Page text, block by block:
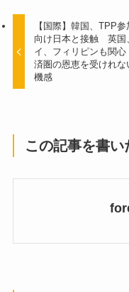
【国際】韓国、TPP参
向け日本と接触 英国
イ、フィリピンも関
済圏の恩恵を受けれな
機感
この記事を書い